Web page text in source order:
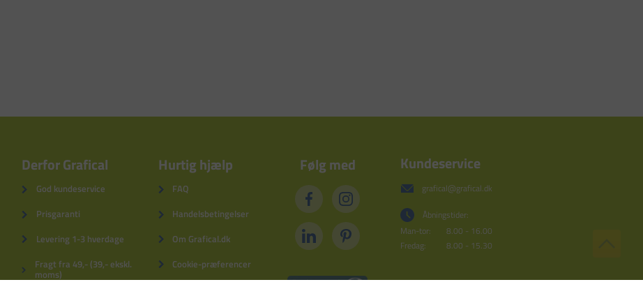
Derfor Grafical
God kundeservice
Prisgaranti
Levering 1-3 hverdage
Fragt fra 49,- (39,- ekskl.
moms)
Hurtig hjælp
FAQ
Handelsbetingelser
Om Grafical.dk
Cookie-præferencer
Følg med Kundeservice
grafical@grafical.dk
Åbningstider:
Man-tor:
8.00 - 16.00
Fredag:
8.00 - 15.30